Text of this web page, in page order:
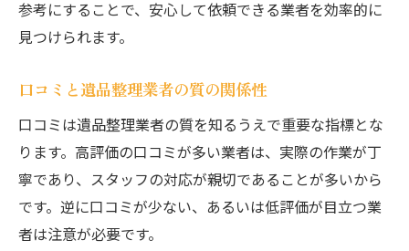
参考にすることで、安心して依頼できる業者を効率的に
見つけられます。
口コミと遺品整理業者の質の関係性
口コミは遺品整理業者の質を知るうえで重要な指標とな
ります。高評価の口コミが多い業者は、実際の作業が丁
寧であり、スタッフの対応が親切であることが多いから
です。逆に口コミが少ない、あるいは低評価が目立つ業
者は注意が必要です。